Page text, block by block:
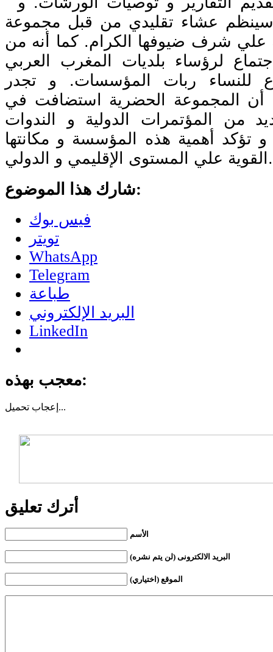
سينظم عشاء تقليدي من قبل مجموعة
علي شرف ضيوفها الكرام. كما أنه من
لرؤساء بلديات المغرب العربي
للنساء ربات المؤسسات. و تجدر
أن المجموعة الحضرية استضافت في
من المؤتمرات الدولية و الندوات
و تؤكد أهمية هذه المؤسسة و مكانتها
القوية علي المستوى الإقليمي و الدولي.
شارك هذا الموضوع:
فيس بوك
تويتر
WhatsApp
Telegram
طباعة
البريد الإلكتروني
LinkedIn
معجب بهذه:
إعجاب تحميل...
أترك تعليق
الأسم
البريد الالكترونى (لن يتم نشره)
الموقع (اختياري)